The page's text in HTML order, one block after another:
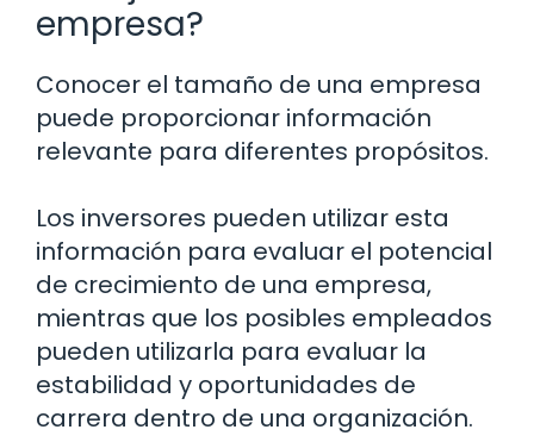
empresa?
Conocer el tamaño de una empresa
puede proporcionar información
relevante para diferentes propósitos.
Los inversores pueden utilizar esta
información para evaluar el potencial
de crecimiento de una empresa,
mientras que los posibles empleados
pueden utilizarla para evaluar la
estabilidad y oportunidades de
carrera dentro de una organización.